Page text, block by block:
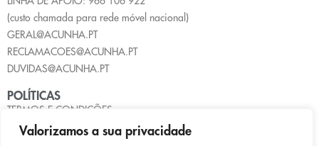
Valorizamos a sua privacidade
(custo chamada para rede móvel nacional)
GERAL@ACUNHA.PT
RECLAMACOES@ACUNHA.PT
DUVIDAS@ACUNHA.PT
POLÍTICAS
TERMOS E CONDIÇÕES
POLÍTICA DE PRIVACIDADE